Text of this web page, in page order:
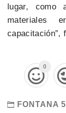
lugar, como
materiales
capacitación”,
0
FONTANA